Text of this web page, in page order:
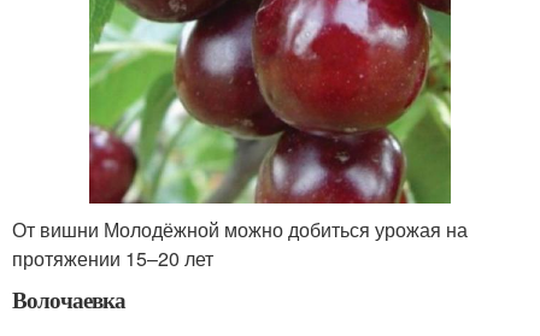
От вишни Молодёжной можно добиться урожая на
протяжении 15–20 лет
Волочаевка